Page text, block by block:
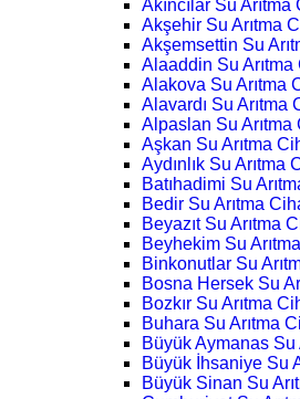
Akıncılar Su Arıtma
Akşehir Su Arıtma
Akşemsettin Su
Alaaddin Su Arıtma
Alakova Su Arıtma
Alavardı Su Arıtma
Alpaslan Su Arıtma
Aşkan Su Arıtma
Aydınlık Su Arıtma
Batıhadimi Su
Bedir Su Arıtma
Beyazıt Su Arıtma
Beyhekim Su
Binkonutlar Su
Bosna Hersek Su
Bozkır Su Arıtma
Buhara Su Arıtma
Büyük Aymanas Su
Büyük İhsaniye Su
Büyük Sinan Su